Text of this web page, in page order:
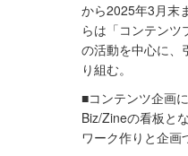
から2025年3月末
らは「コンテンツ
の活動を中心に、
り組む。
■コンテンツ企画
Biz/Zineの看板と
ワーク作りと企画